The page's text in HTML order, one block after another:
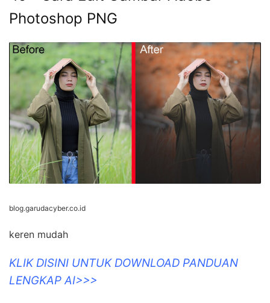
Photoshop PNG
blog.garudacyber.co.id
keren mudah
KLIK DISINI UNTUK DOWNLOAD PANDUAN
LENGKAP AI>>>